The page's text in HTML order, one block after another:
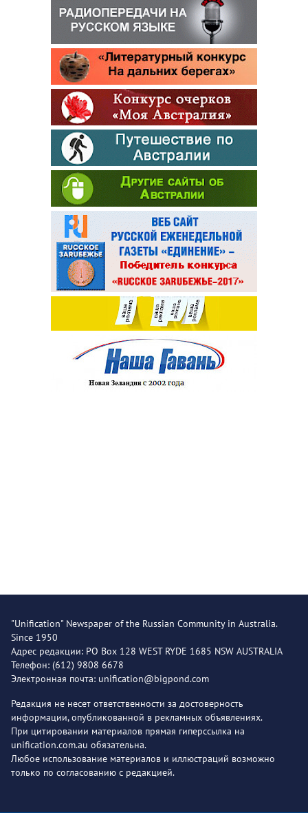
"Unification" Newspaper of the Russian Community in Australia.
Since 1950
Адрес редакции: PO Box 128 WEST RYDE 1685 NSW AUSTRALIA
Телефон: (612) 9808 6678
Электронная почта: unification@bigpond.com
Редакция не несет ответственности за достоверность
информации, опубликованной в рекламных объявлениях.
При цитировании материалов прямая гиперссылка на
unification.com.au обязательна.
Любое использование материалов и иллюстраций возможно
только по согласованию с редакцией.